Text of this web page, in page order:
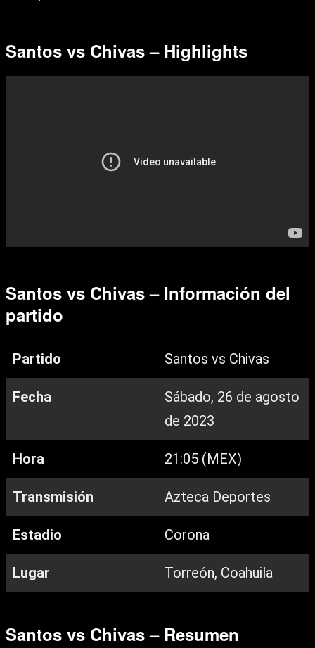
Santos vs Chivas – Highlights
Santos vs Chivas – Información del
partido
Partido Santos vs Chivas
Fecha
Sábado, 26 de agosto
de 2023
Hora 21:05 (MEX)
Transmisión Azteca Deportes
Estadio Corona
Lugar Torreón, Coahuila
Santos vs Chivas – Resumen